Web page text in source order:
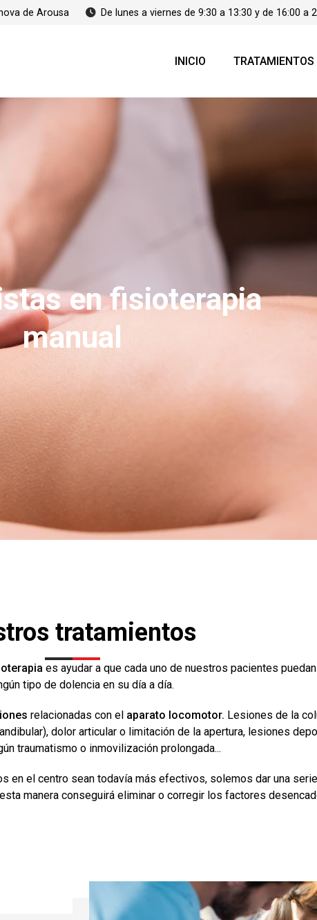
de Arousa De lunes a viernes de 9:30 a 13:30 y de 16:00 a
INICIO TRATAMIENTOS
en fisioterapia
manual
tratamientos
es ayudar a que cada uno de nuestros pacientes
tipo de dolencia en su día a día.
relacionadas con el aparato locomotor. Lesiones de la
dolor articular o limitación de la apertura, lesiones
traumatismo o inmovilización prolongada...
en el centro sean todavía más efectivos, solemos dar una
manera conseguirá eliminar o corregir los factores